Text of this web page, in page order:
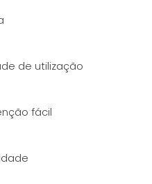
de utilização
fácil